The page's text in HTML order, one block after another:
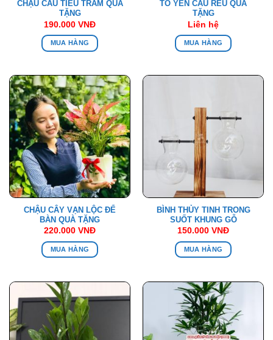
CHẬU CAU TIỂU TRÂM QUÀ
TẶNG
190.000 VNĐ
MUA HÀNG
TỔ YẾN CẦU RÊU QUÀ
TẶNG
Liên hệ
MUA HÀNG
CHẬU CÂY VẠN LỘC ĐỂ
BÀN QUÀ TẶNG
220.000 VNĐ
MUA HÀNG
BÌNH THỦY TINH TRONG
SUỐT KHUNG GỖ
150.000 VNĐ
MUA HÀNG